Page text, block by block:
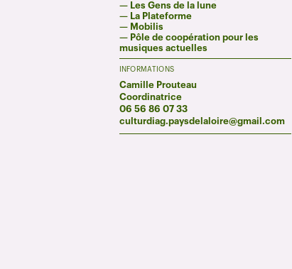
— Les Gens de la lune
— La Plateforme
— Mobilis
— Pôle de coopération pour les
musiques actuelles
INFORMATIONS
Camille Prouteau
Coordinatrice
06 56 86 07 33
culturdiag.paysdelaloire@gmail.com